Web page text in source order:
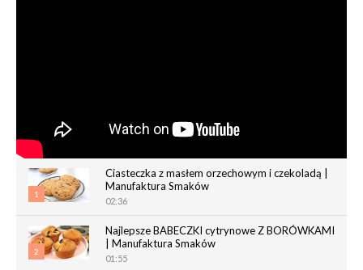
1
Ciasteczka z masłem orzechowym i czekoladą |
Manufaktura Smaków
02:36
2
Najlepsze BABECZKI cytrynowe Z BORÓWKAMI
| Manufaktura Smaków
01:55